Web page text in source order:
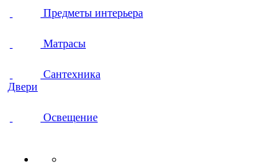
Предметы интерьера
Матрасы
Сантехника
Двери
Освещение